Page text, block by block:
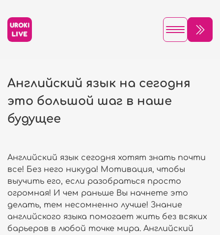
Английский язык на сегодня
это большой шаг в наше
будущее
Английский язык сегодня хотят знать почти
все! Без него никуда! Мотивация, чтобы
выучить его, если разобраться просто
огромная! И чем раньше Вы начнете это
делать, тем несомненно лучше! Знание
английского языка помогает жить без всяких
барьеров в любой точке мира. Английский